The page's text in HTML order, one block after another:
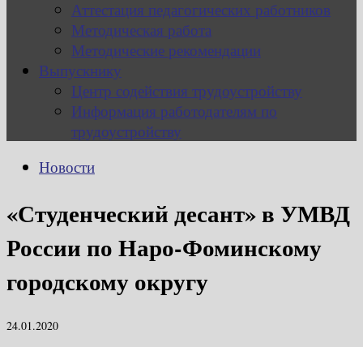
Аттестация педагогических работников
Методическая работа
Методические рекомендации
Выпускнику
Центр содействия трудоустройству
Информация работодателям по
трудоустройству
Новости
«Студенческий десант» в УМВД
России по Наро-Фоминскому
городскому округу
24.01.2020